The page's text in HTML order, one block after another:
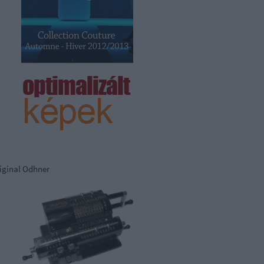
Odhner